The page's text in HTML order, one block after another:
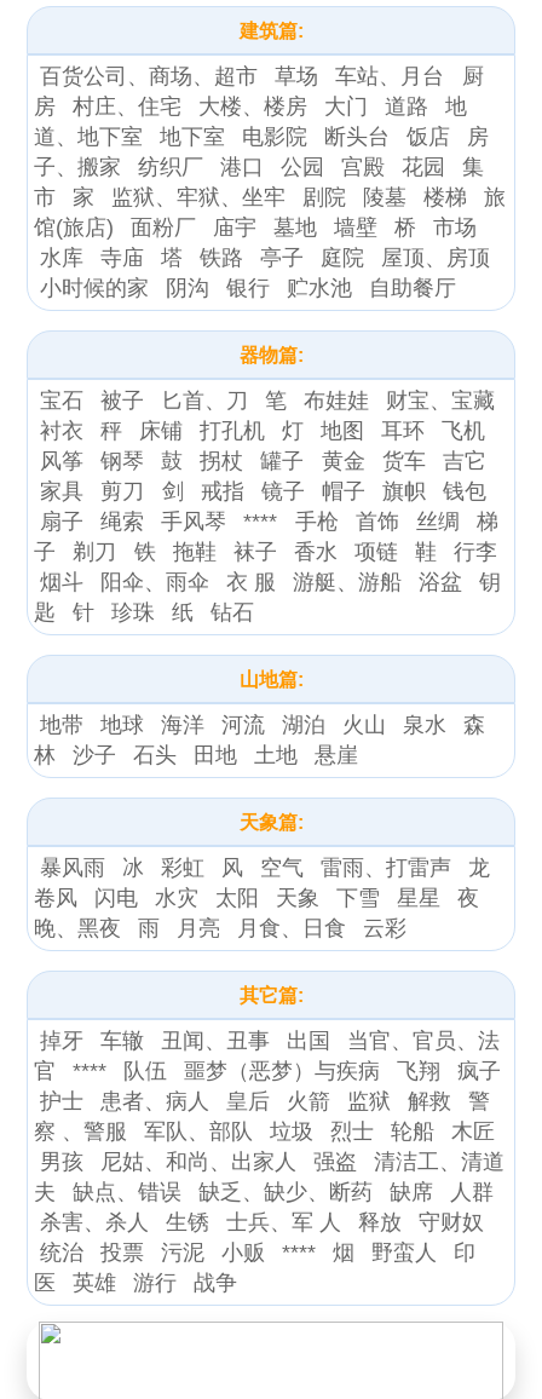
建筑篇:
百货公司、商场、超市 草场 车站、月台
厨
房
村庄、住宅 大楼、楼房 大门 道路
地
道、地下室
地下室 电影院 断头台 饭店
房
子、搬家
纺织厂 港口 公园 宫殿 花园
集
市
家 监狱、牢狱、坐牢 剧院 陵墓 楼梯
旅
馆(旅店)
面粉厂 庙宇 墓地 墙壁 桥
市场
水库
寺庙 塔 铁路 亭子 庭院
屋顶、房顶
小时候的家
阴沟 银行 贮水池 自助餐厅
器物篇:
宝石 被子 匕首、刀 笔 布娃娃
财宝、宝藏
衬衣
秤 床铺 打孔机 灯 地图 耳环
飞机
风筝
钢琴 鼓 拐杖 罐子 黄金 货车
吉它
家具
剪刀 剑 戒指 镜子 帽子 旗帜
钱包
扇子
绳索 手风琴 **** 手枪 首饰 丝绸
梯
子
剃刀 铁 拖鞋 袜子 香水 项链 鞋
行李
烟斗
阳伞、雨伞 衣 服 游艇、游船 浴盆
钥
匙
针 珍珠 纸 钻石
山地篇:
地带 地球 海洋 河流 湖泊 火山 泉水
森
林
沙子 石头 田地 土地 悬崖
天象篇:
暴风雨 冰 彩虹 风 空气 雷雨、打雷声
龙
卷风
闪电 水灾 太阳 天象 下雪 星星
夜
晚、黑夜
雨 月亮 月食、日食 云彩
其它篇:
掉牙 车辙 丑闻、丑事 出国
当官、官员、法
官
**** 队伍 噩梦（恶梦）与疾病 飞翔
疯子
护士
患者、病人 皇后 火箭 监狱 解救
警
察 、警服
军队、部队 垃圾 烈士 轮船
木匠
男孩
尼姑、和尚、出家人 强盗
清洁工、清道
夫
缺点、错误 缺乏、缺少、断药 缺席
人群
杀害、杀人
生锈 士兵、军 人 释放
守财奴
统治
投票 污泥 小贩 **** 烟 野蛮人
印
医
英雄 游行 战争